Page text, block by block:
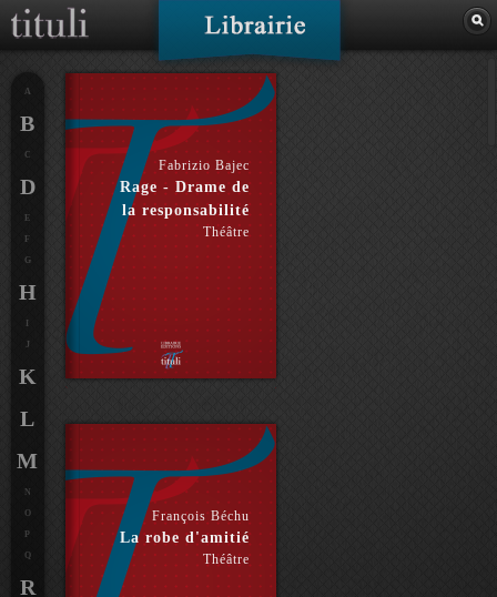
Fabrizio Bajec
Rage - Drame de
la responsabilité
Théâtre
François Béchu
La robe d'amitié
Théâtre
A
B
C
D
E
F
G
H
J
K
L
M
N
O
P
Q
R